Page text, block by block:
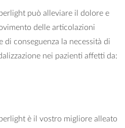
può alleviare il dolore e
delle articolazioni
conseguenza la necessità di
nei pazienti affetti da:
è il vostro migliore alleato